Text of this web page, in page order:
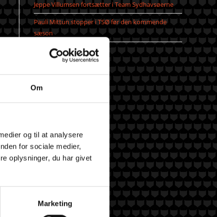
Om
og til at analysere
for sociale medier,
oplysninger, du har givet
Marketing
Jeppe Villumsen fortsætter i Team Sydhavsøerne
Pauli Mittun stopper i TSØ før den kommende
sæson